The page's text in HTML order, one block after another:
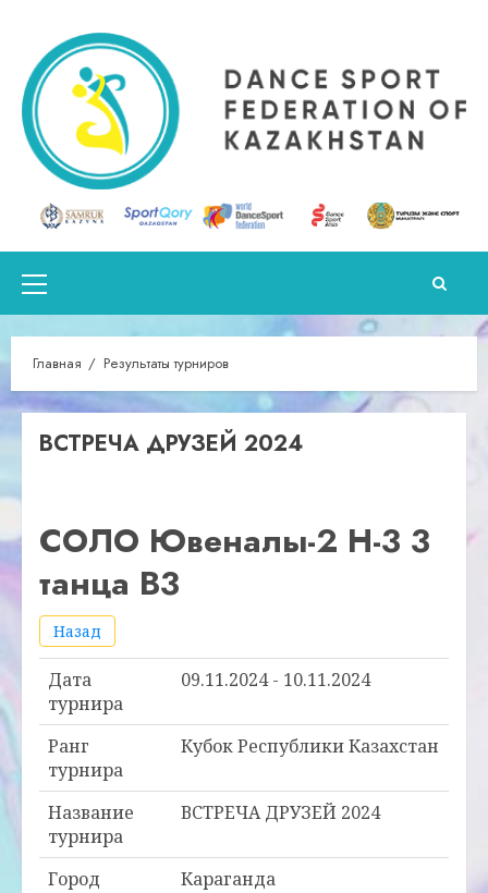
содержимому
Основное
меню
Главная Результаты турниров
ВСТРЕЧА ДРУЗЕЙ 2024
СОЛО Ювеналы-2 Н-3 3
танца В3
Назад
Дата
турнира
09.11.2024 - 10.11.2024
Ранг
турнира
Кубок Республики Казахстан
Название
турнира
ВСТРЕЧА ДРУЗЕЙ 2024
Город
Караганда